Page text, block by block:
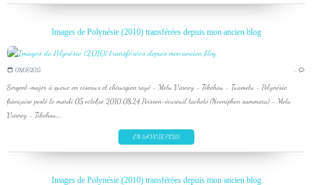
Images de Polynésie (2010) transférées depuis mon ancien blog
08/07/2015 …
Sergent-major à queue en ciseaux et chirurgien rayé - Motu Varney - Tikehau - Tuamotu - Polynésie
française posté le mardi 05 octobre 2010 08:24 Poisson-écureuil tacheté (Neoniphon sammara) - Motu
Varney - Tikehau...
EN SAVOIR PLUS
Images de Polynésie (2010) transférées depuis mon ancien blog